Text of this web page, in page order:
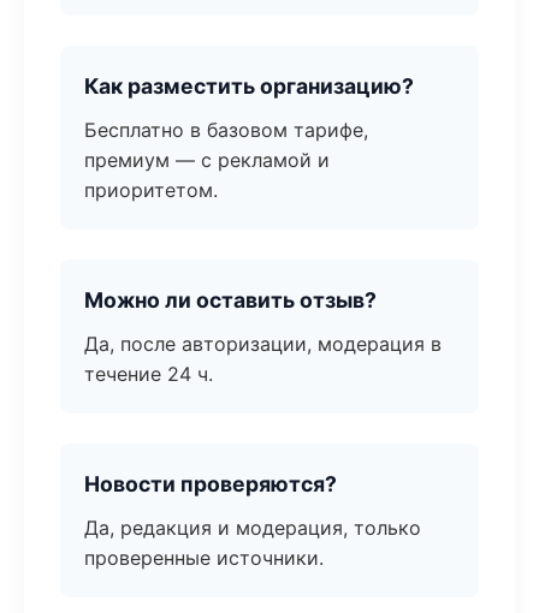
Как разместить организацию?
Бесплатно в базовом тарифе,
премиум — с рекламой и
приоритетом.
Можно ли оставить отзыв?
Да, после авторизации, модерация в
течение 24 ч.
Новости проверяются?
Да, редакция и модерация, только
проверенные источники.